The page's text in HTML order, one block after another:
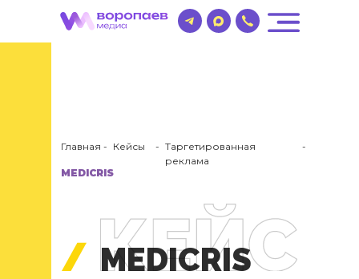
Главная Кейсы
MEDICRIS
- - Таргетированная
реклама
-
MEDICRIS